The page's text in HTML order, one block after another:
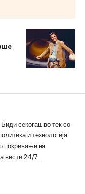
секогаш во тек со
и технологија
покривање на
вести 24/7.